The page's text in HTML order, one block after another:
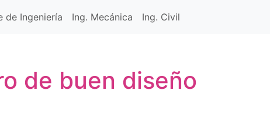
de Ingeniería Ing. Mecánica Ing. Civil
de buen diseño